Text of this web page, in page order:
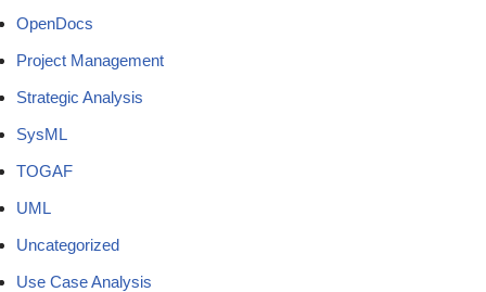
OpenDocs
Project Management
Strategic Analysis
SysML
TOGAF
UML
Uncategorized
Use Case Analysis